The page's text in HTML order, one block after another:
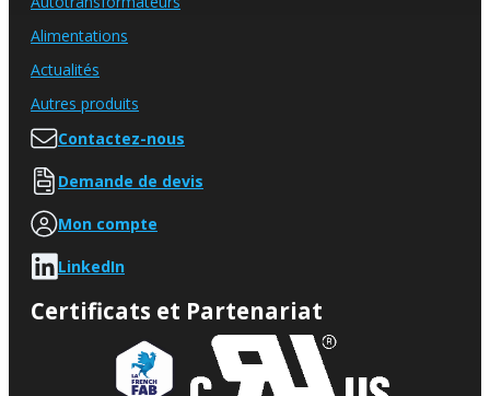
Alimentations
Actualités
Autres produits
Contactez-nous
Demande de devis
Mon compte
LinkedIn
Certificats et Partenariat